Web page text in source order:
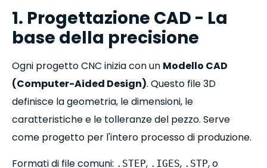
1. Progettazione CAD - La
base della precisione
Ogni progetto CNC inizia con un Modello CAD
(Computer-Aided Design). Questo file 3D
definisce la geometria, le dimensioni, le
caratteristiche e le tolleranze del pezzo. Serve
come progetto per l'intero processo di produzione.
Formati di file comuni: .STEP, .IGES, .STP, o